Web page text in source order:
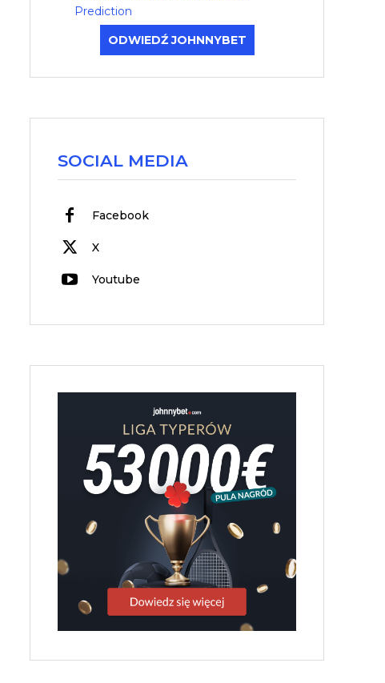
Prediction
ODWIEDŹ JOHNNYBET
SOCIAL MEDIA
Facebook
X
Youtube